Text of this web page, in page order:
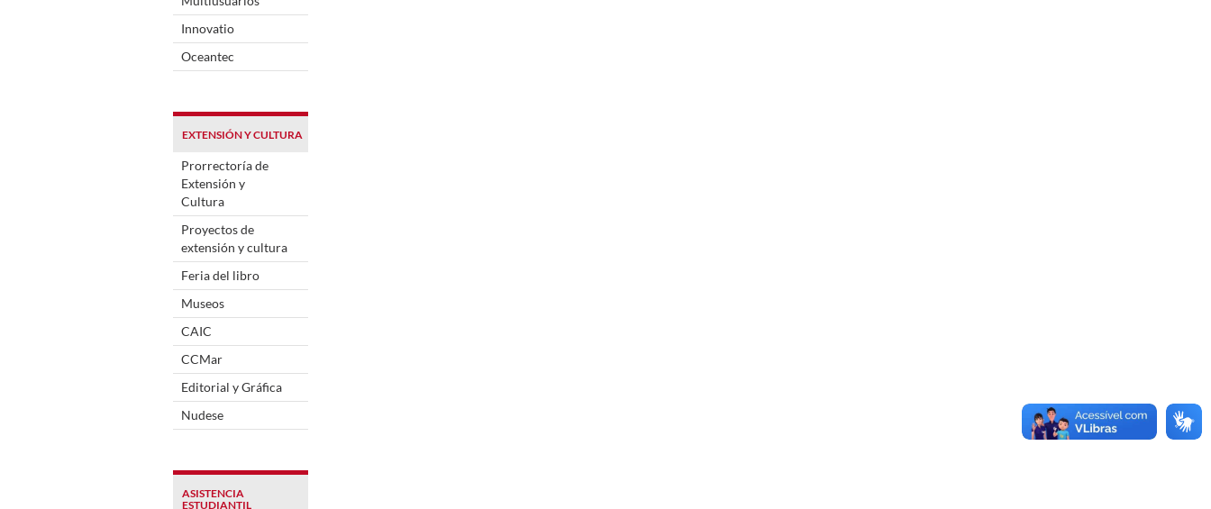
Innovatio
Oceantec
EXTENSIÓN Y CULTURA
Prorrectoría de
Extensión y
Cultura
Proyectos de
extensión y cultura
Feria del libro
Museos
CAIC
CCMar
Editorial y Gráfica
Nudese
ASISTENCIA
ESTUDIANTIL